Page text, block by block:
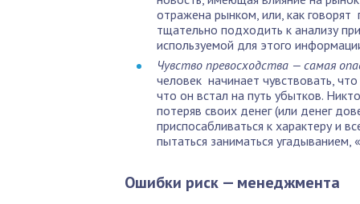
отражена рынком, или, как
тщательно подходить к анализу
используемой для этого
Чувство превосходства — самая
человек начинает чувствовать,
что он встал на путь убытков.
потеряв своих денег (или денег
приспосабливаться к характеру и
пытаться заниматься
Ошибки риск — менеджмента